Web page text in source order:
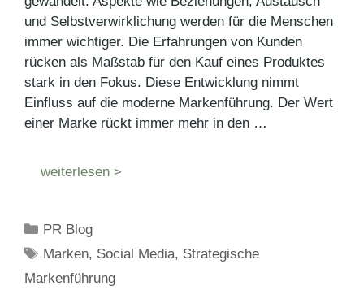
und Selbstverwirklichung werden für die Menschen
immer wichtiger. Die Erfahrungen von Kunden
rücken als Maßstab für den Kauf eines Produktes
stark in den Fokus. Diese Entwicklung nimmt
Einfluss auf die moderne Markenführung. Der Wert
einer Marke rückt immer mehr in den …
weiterlesen >
Kategorien
PR Blog
Schlagwörter
Marken, Social Media, Strategische
Markenführung